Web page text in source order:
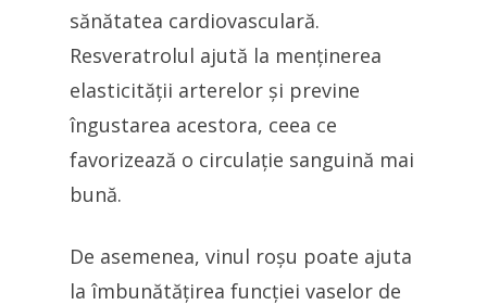
sănătatea cardiovasculară.
Resveratrolul ajută la menținerea
elasticității arterelor și previne
îngustarea acestora, ceea ce
favorizează o circulație sanguină mai
bună.
De asemenea, vinul roșu poate ajuta
la îmbunătățirea funcției vaselor de